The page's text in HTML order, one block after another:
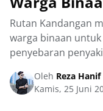
Rutan Kandangan
warga binaan
penyebaran
Oleh Reza Hanif
Kamis, 25 Juni